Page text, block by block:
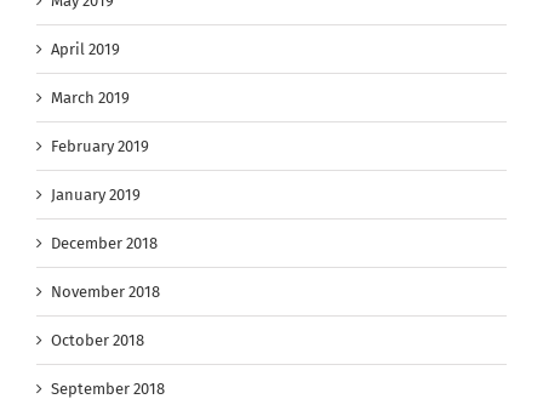
April 2019
March 2019
February 2019
January 2019
December 2018
November 2018
October 2018
September 2018